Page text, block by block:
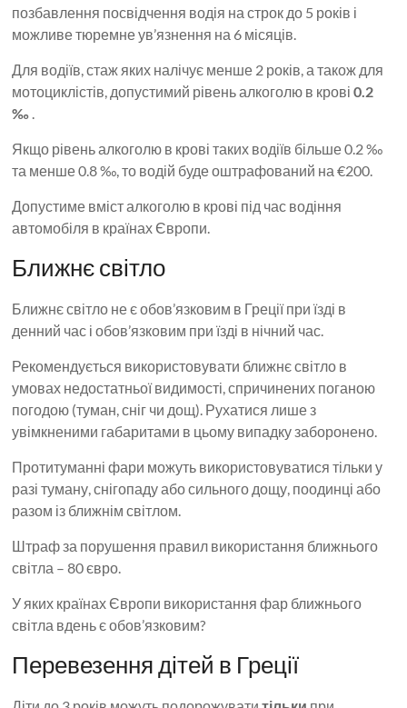
позбавлення посвідчення водія на строк до 5 років і
можливе тюремне ув’язнення на 6 місяців.
Для водіїв, стаж яких налічує менше 2 років, а також для
мотоциклістів, допустимий рівень алкоголю в крові0.2
‰ .
Якщо рівень алкоголю в крові таких водіїв більше 0.2 ‰
та менше 0.8 ‰, то водій буде оштрафований на €200.
Допустиме вміст алкоголю в крові під час водіння
автомобіля в країнах Європи.
Ближнє світло
Ближнє світло не є обов’язковим в Греції при їзді в
денний час і обов’язковим при їзді в нічний час.
Рекомендується використовувати ближнє світло в
умовах недостатньої видимості, спричинених поганою
погодою (туман, сніг чи дощ). Рухатися лише з
увімкненими габаритами в цьому випадку заборонено.
Протитуманні фари можуть використовуватися тільки у
разі туману, снігопаду або сильного дощу, поодинці або
разом із ближнім світлом.
Штраф за порушення правил використання ближнього
світла – 80 євро.
У яких країнах Європи використання фар ближнього
світла вдень є обов’язковим?
Перевезення дітей в Греції